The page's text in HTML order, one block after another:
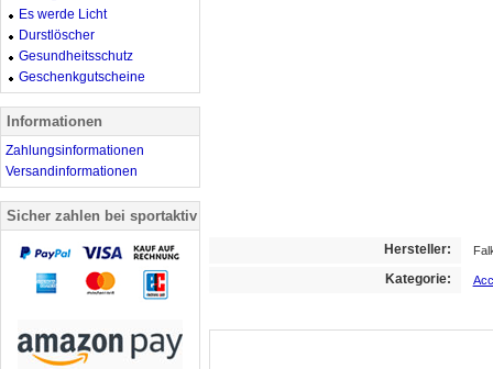
Hersteller:
Kategorie:
Es werde Licht
Durstlöscher
Gesundheitsschutz
Geschenkgutscheine
Informationen
Zahlungsinformationen
Versandinformationen
Sicher zahlen bei sportaktiv